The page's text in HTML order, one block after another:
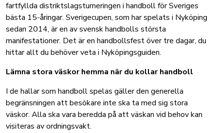
fartfyllda distriktslagsturneringen i handboll för Sveriges
bästa 15-åringar. Sverigecupen, som har spelats i Nyköping
sedan 2014, är en av svensk handbolls största
manifestationer. Det är en handbollsfest över tre dagar, du
hittar allt du behöver veta i Nyköpingsguiden.
Lämna stora väskor hemma när du kollar handboll
I de hallar som handboll spelas gäller den generella
begränsningen att besökare inte ska ta med sig stora
väskor. Alla ska vara beredda på att väskan vid behov kan
visiteras av ordningsvakt.